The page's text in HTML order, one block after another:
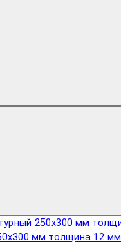
мм толщина 12 мм